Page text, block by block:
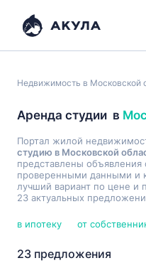
Недвижимость в Московской
Аренда студии в
Портал жилой
студию в Московской
представлены объявления
проверенными данными и
лучший вариант по цене и
23 актуальных
в ипотеку от
23 предложения